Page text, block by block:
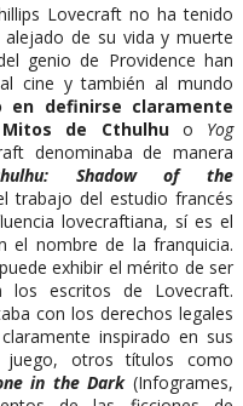
Lovecraft no ha tenido
de su vida y muerte
genio de Providence han
cine y también al mundo
en definirse claramente
de Cthulhuo Yog
denominaba de manera
Shadow of the
trabajo del estudio francés
lovecraftiana, sí es el
el nombre de la franquicia.
exhibir el mérito de ser
los escritos de Lovecraft.
con los derechos legales
inspirado en sus
otros títulos como
in the Dark (Infogrames,